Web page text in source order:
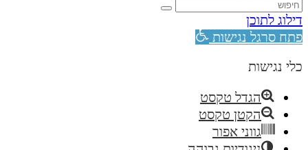
דילוג לתוכן
פתח סרגל נגישות
כלי נגישות
הגדל טקסט
הקטן טקסט
גווני אפור